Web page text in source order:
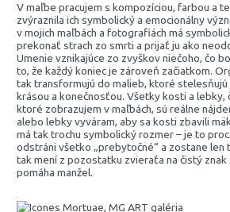
V maľbe pracujem s kompozíciou, farbou a
zvýraznila ich symbolický a emocionálny
v mojich maľbách a fotografiách má
prekonať strach zo smrti a prijať ju ako
Umenie vznikajúce zo zvyškov niečoho, čo
to, že každý koniec je zároveň začiatkom.
tak transformujú do malieb, ktoré stelesňujú
krásou a konečnosťou. Všetky kosti a lebky,
ktoré zobrazujem v maľbách, sú reálne
alebo lebky vyváram, aby sa kosti zbavili
má tak trochu symbolický rozmer – je to
odstráni všetko „prebytočné“ a zostane len
tak mení z pozostatku zvieraťa na čistý znak
pomáha manžel.